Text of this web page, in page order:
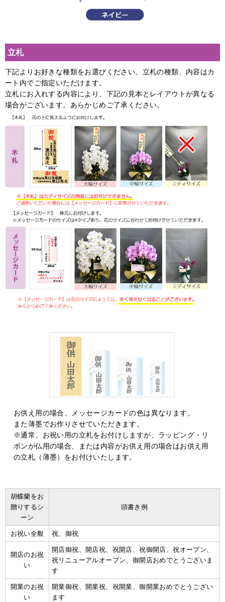
立札
下記よりお好きな種類をお選びください。立札の種類、内容はカ
ート内でご指定いただけます。
立札にお入れする内容により、下記の見本とレイアウトが異なる
場合がございます。あらかじめご了承ください。
お供え用の場合、メッセージカードの色は異なります。
また薄墨でお作りさせていただきます。
※通常、お祝い用の立札をお付けしますが、ラッピング・リ
ボンが仏用の場合、または内容がお供え用の場合はお供え用
の立札（薄墨）をお付けいたします。
胡蝶蘭をお
贈りするシ
ーン
頭書き例
お祝い全般 祝、御祝
開店のお祝
い
開店御祝、開店祝、祝開店、祝御開店、祝オープン、
祝リニューアルオープン、御開店おめでとうございま
す
開業のお祝
い
開業御祝、開業祝、祝開業、御開業おめでとうござい
ます